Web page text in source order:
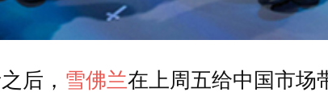
后， 雪佛兰在上周五给中国市场